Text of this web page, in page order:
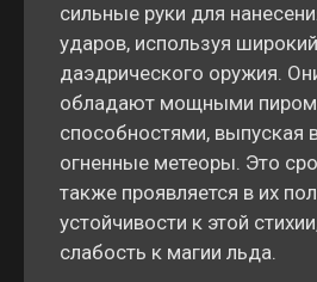
сильные руки для
ударов, используя
даэдрического оружия.
обладают мощными
способностями,
огненные метеоры. Это
также проявляется в их
устойчивости к этой
слабость к магии льда.